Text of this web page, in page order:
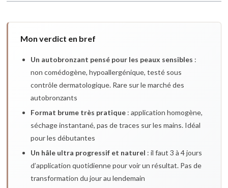
Mon verdict en bref
Un autobronzant pensé pour les peaux sensibles :
non comédogène, hypoallergénique, testé sous
contrôle dermatologique. Rare sur le marché des
autobronzants
Format brume très pratique : application homogène,
séchage instantané, pas de traces sur les mains. Idéal
pour les débutantes
Un hâle ultra progressif et naturel : il faut 3 à 4 jours
d’application quotidienne pour voir un résultat. Pas de
transformation du jour au lendemain